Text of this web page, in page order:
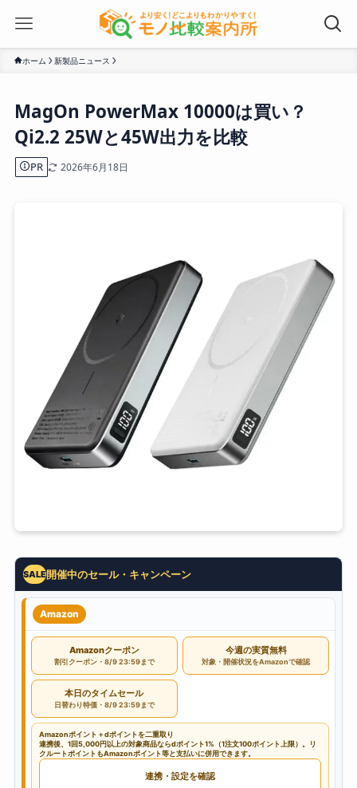
ホーム 新製品ニュース
MagOn PowerMax 10000は買い？
Qi2.2 25Wと45W出力を比較
PR 2026年6月18日
SALE開催中のセール・キャンペーン
Amazon
Amazonクーポン
割引クーポン・8/9 23:59まで
今週の実質無料
対象・開催状況をAmazonで確認
本日のタイムセール
日替わり特価・8/9 23:59まで
Amazonポイント＋dポイントを二重取り
連携後、1回5,000円以上の対象商品ならdポイント1%（1注文100ポイント上限）。リ
クルートポイントもAmazonポイント等と支払いに併用できます。
連携・設定を確認